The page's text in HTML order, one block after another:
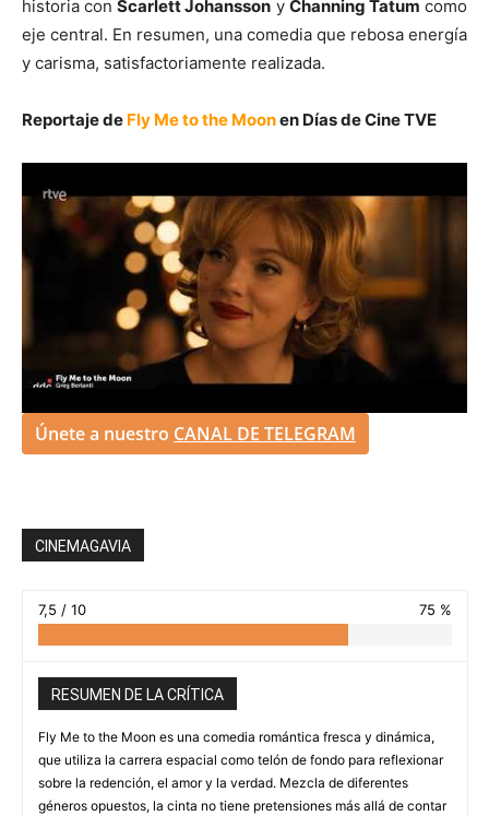
historia conScarlett Johansson y Channing Tatum como
eje central. En resumen, una comedia que rebosa energía
y carisma, satisfactoriamente realizada.
Reportaje de Fly Me to the Moonen Días de Cine TVE
Únete a nuestro CANAL DE TELEGRAM
CINEMAGAVIA
7,5 / 10 75 %
RESUMEN DE LA CRÍTICA
Fly Me to the Moon es una comedia romántica fresca y dinámica,
que utiliza la carrera espacial como telón de fondo para reflexionar
sobre la redención, el amor y la verdad. Mezcla de diferentes
géneros opuestos, la cinta no tiene pretensiones más allá de contar